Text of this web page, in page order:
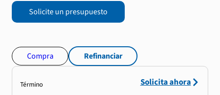
Solicite un presupuesto
Compra Refinanciar
Término Solicita ahora